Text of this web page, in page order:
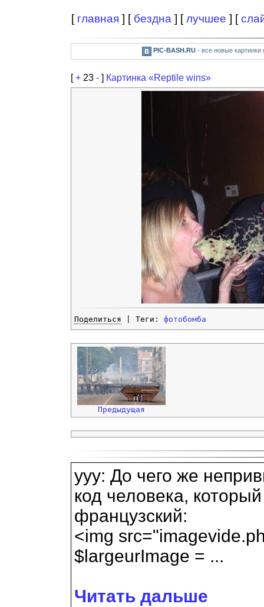
[ главная ] [ бездна ] [лучшее ] [
PIC-BASH.RU- все новые картинки
[+ 23 - ] Картинка «Reptile wins»
Поделиться | Теги: фотобомба
Предыдущая
yyу: До чего же
код человека,
французский:
<img
$largeurImage = ...
Читать дальше